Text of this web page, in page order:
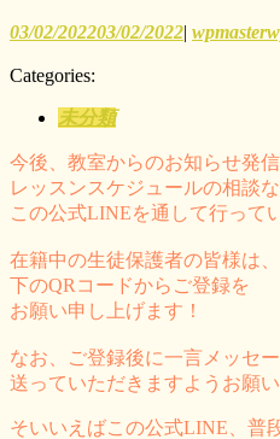
03/02/202203/02/2022| wpmaster
Categories:
未分類
今後、教室からのお知らせ発
レッスンスケジュールの相談
この公式LINEを通して行って
在籍中の生徒保護者の皆様は、
下のQRコードからご登録を
お願い申し上げます！
なお、ご登録後に一言メッセ
送っていただきますようお願い
そいいえばこの公式LINE、普